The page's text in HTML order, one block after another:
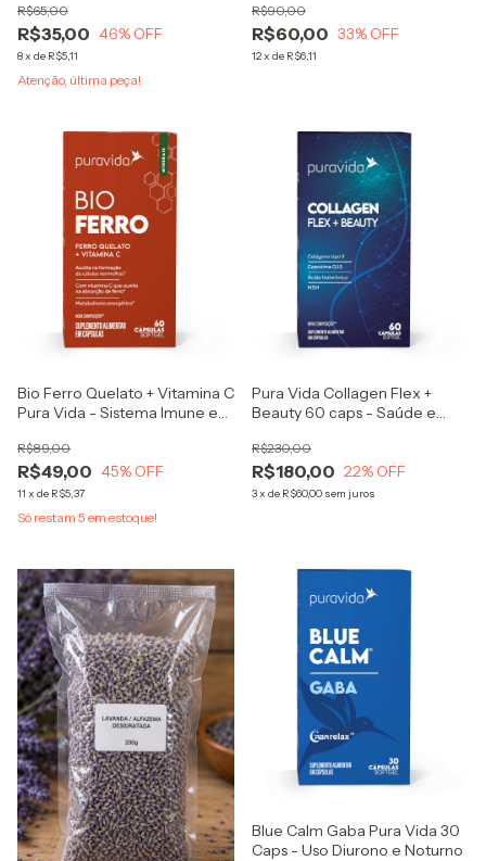
de levedura orgânica.
R$35,00
R$65,00
46% OFF
8x de R$5,11
Atenção, última peça!
R$60,00
R$90,00
33% OFF
12x de R$6,11
Bio Ferro Quelato + Vitamina C
Pura Vida - Sistema Imune e
R$49,00
R$89,00
45% OFF
11 x de R$5,37
Só restam 5 em estoque!
Pura Vida Collagen Flex +
Beauty 60 caps - Saúde e
R$180,00
R$230,00
22% OFF
3x de R$60,00 sem juros
Blue Calm Gaba Pura Vida 30
Caps - Uso Diurono e Noturno